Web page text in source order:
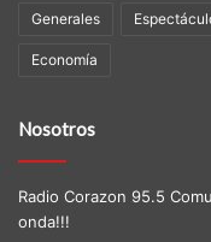
Generales
Economía
Nosotros
Radio Corazon 95.5
onda!!!